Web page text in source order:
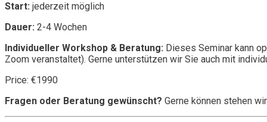
Start: jederzeit möglich
Dauer: 2-4 Wochen
Individueller Workshop & Beratung: Dieses Seminar kann
Zoom veranstaltet). Gerne unterstützen wir Sie auch mit
Price: €1990
Fragen oder Beratung gewünscht? Gerne können stehen